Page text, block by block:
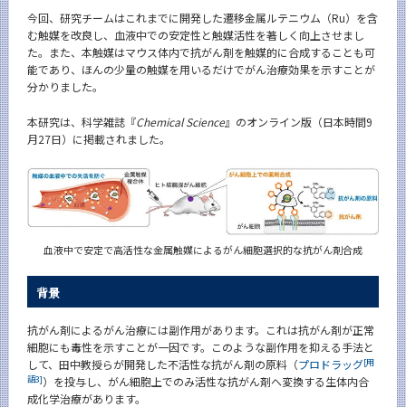
今回、研究チームはこれまでに開発した遷移金属ルテニウム（Ru）を含
む触媒を改良し、血液中での安定性と触媒活性を著しく向上させまし
た。また、本触媒はマウス体内で抗がん剤を触媒的に合成することも可
能であり、ほんの少量の触媒を用いるだけでがん治療効果を示すことが
分かりました。
本研究は、科学雑誌『Chemical Science』のオンライン版（日本時間9
月27日）に掲載されました。
血液中で安定で高活性な金属触媒によるがん細胞選択的な抗がん剤合成
背景
抗がん剤によるがん治療には副作用があります。これは抗がん剤が正常
細胞にも毒性を示すことが一因です。このような副作用を抑える手法と
して、田中教授らが開発した不活性な抗がん剤の原料（プロドラッグ[用
語3]）を投与し、がん細胞上でのみ活性な抗がん剤へ変換する生体内合
成化学治療があります。
学内向け情報
系詳細情報